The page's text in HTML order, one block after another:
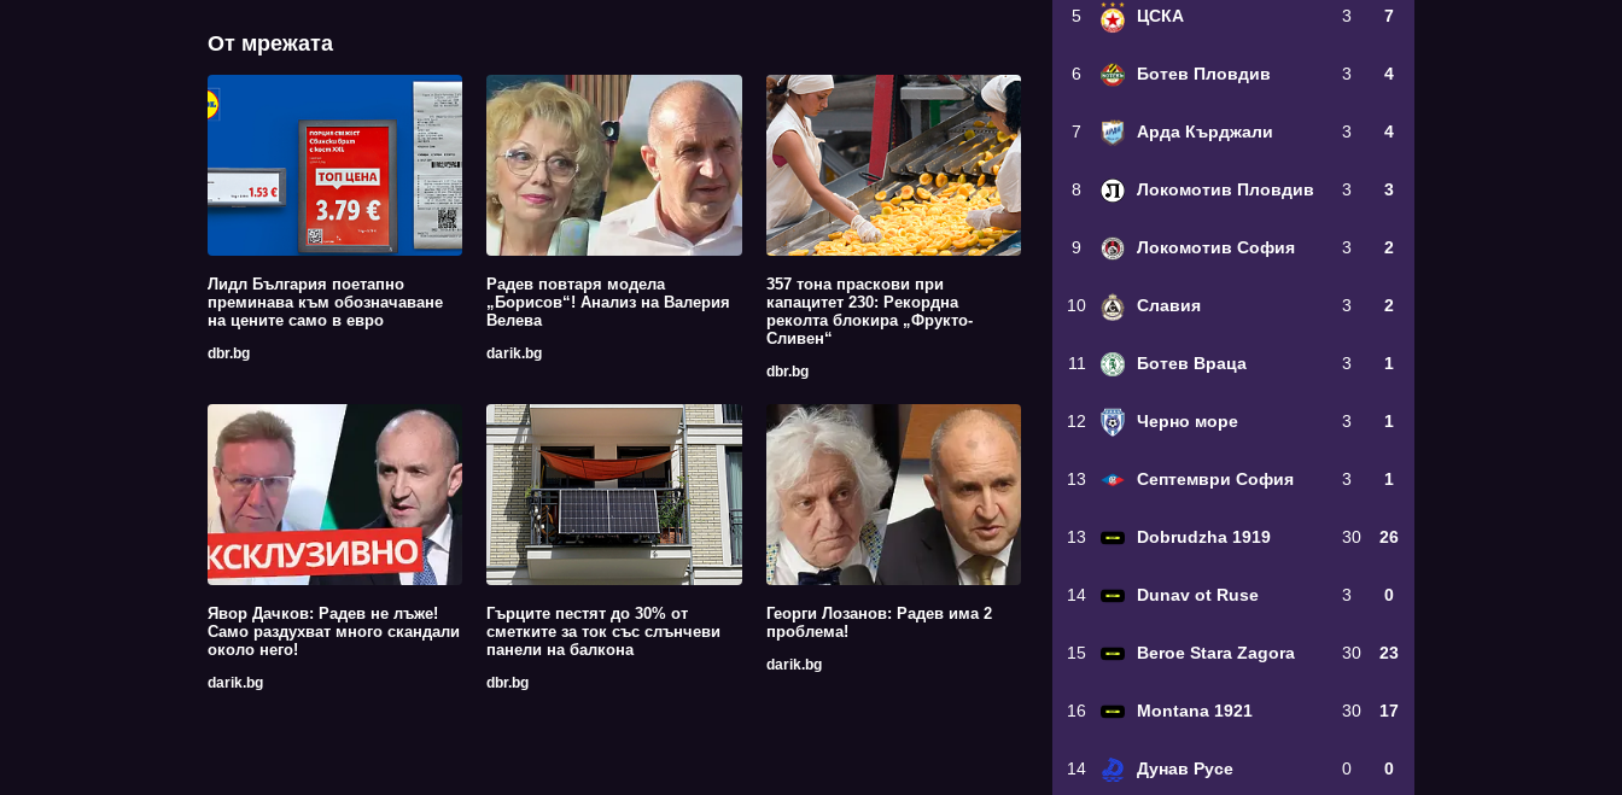
От мрежата
Лидл България поетапно
преминава към обозначаване
на цените само в евро
dbr.bg
Радев повтаря модела
„Борисов“! Анализ на Валерия
Велева
darik.bg
357 тона праскови при
капацитет 230: Рекордна
реколта блокира „Фрукто-
Сливен“
dbr.bg
Явор Дачков: Радев не лъже!
Само раздухват много скандали
около него!
darik.bg
Гърците пестят до 30% от
сметките за ток със слънчеви
панели на балкона
dbr.bg
Георги Лозанов: Радев има 2
проблема!
darik.bg
5 ЦСКА 3 7
6 Ботев Пловдив 3 4
7 Арда Кърджали 3 4
8 Локомотив Пловдив 3 3
9 Локомотив София 3 2
10 Славия 3 2
11 Ботев Враца 3 1
12 Черно море 3 1
13 Септември София 3 1
13 Dobrudzha 1919 30 26
14 Dunav ot Ruse 3 0
15 Beroe Stara Zagora 30 23
16 Montana 1921 30 17
14 Дунав Русе 0 0